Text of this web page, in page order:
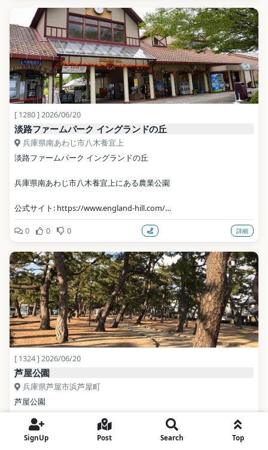
[ 1280 ] 2026/06/20
淡路ファームパーク イングランドの丘
兵庫県南あわじ市八木養宜上
淡路ファームパーク イングランドの丘
兵庫県南あわじ市八木養宜上にある農業公園
公式サイト: https://www.england-hill.com/
写真: Akas1950 / CC BY-SA 4.0（Wikimedia Commons）
地点データ: Wikidata (CC0)
0 0 0 詳細
[ 1324 ] 2026/06/20
芦屋公園
兵庫県芦屋市浜芦屋町
芦屋公園
兵庫県芦屋市にある都市公園
SignUp Post Search Top